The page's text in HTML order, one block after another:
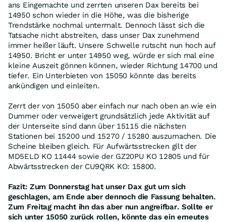
ans Eingemachte und zerrten unseren Dax bereits bei
14950 schon wieder in die Höhe, was die bisherige
Trendstärke nochmal untermalt. Dennoch lässt sich die
Tatsache nicht abstreiten, dass unser Dax zunehmend
immer heißer läuft. Unsere Schwelle rutscht nun hoch auf
14950. Bricht er unter 14950 weg, würde er sich mal eine
kleine Auszeit gönnen können, wieder Richtung 14700 und
tiefer. Ein Unterbieten von 15050 könnte das bereits
ankündigen und einleiten.
Zerrt der von 15050 aber einfach nur nach oben an wie ein
Dummer oder verweigert grundsätzlich jede Aktivität auf
der Unterseite sind dann über 15115 die nächsten
Stationen bei 15200 und 15270 / 15280 auszumachen. Die
Scheine bleiben gleich. Für Aufwärtsstrecken gilt der
MD5ELD KO 11444 sowie der GZ20PU KO 12805 und für
Abwärtsstrecken der CU9QRK KO: 15800.
Fazit: Zum Donnerstag hat unser Dax gut um sich
geschlagen, am Ende aber dennoch die Fassung behalten.
Zum Freitag macht ihn das aber nun angreifbar. Sollte er
sich unter 15050 zurück rollen, könnte das ein erneutes